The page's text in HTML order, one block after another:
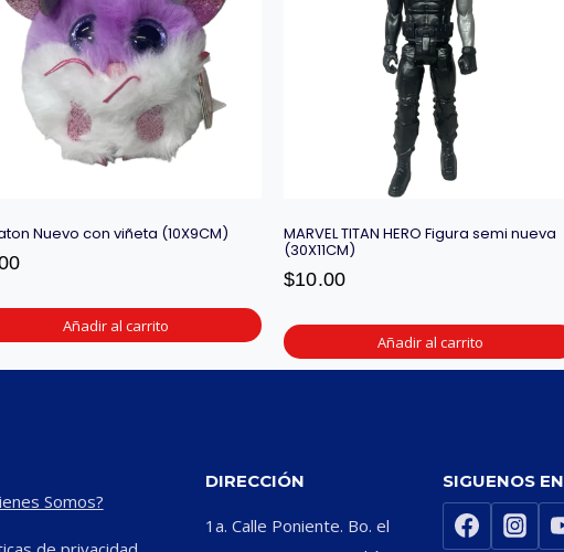
Nuevo con viñeta (10X9CM)
Añadir al carrito
MARVEL TITAN HERO Figura semi nueva
(30X11CM)
$10.00
Añadir al carrito
Somos?
DIRECCIÓN
1a. Calle Poniente. Bo. el
SIGUENOS EN